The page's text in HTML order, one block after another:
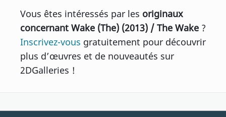
Vous êtes intéressés par les originaux
concernant Wake (The) (2013) / The Wake ?
Inscrivez-vous gratuitement pour découvrir
plus d’œuvres et de nouveautés sur
2DGalleries !